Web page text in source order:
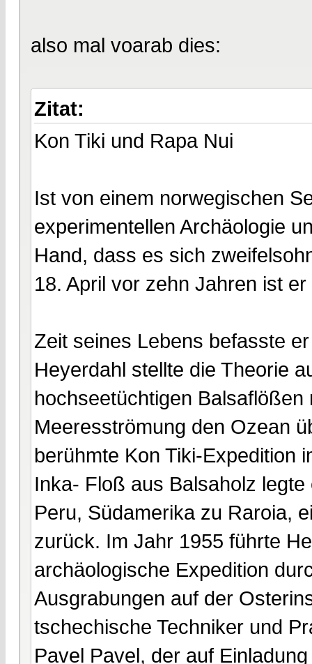
also mal voarab dies:
Zitat:
Kon Tiki und Rapa Nui
Ist von einem norwegischen
experimentellen Archäologie
Hand, dass es sich
18. April vor zehn Jahren ist
Zeit seines Lebens befasste
Heyerdahl stellte die Theorie
hochseetüchtigen
Meeresströmung den Ozean
berühmte Kon Tiki-Expedition
Inka- Floß aus Balsaholz
Peru, Südamerika zu Raroia,
zurück. Im Jahr 1955 führte
archäologische Expedition
Ausgrabungen auf der
tschechische Techniker und
Pavel Pavel, der auf